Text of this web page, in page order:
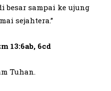
besar sampai ke ujung
sejahtera.”
13:6ab, 6cd
Tuhan.